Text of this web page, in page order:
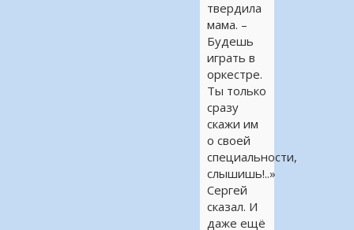
твердила
мама. –
Будешь
играть в
оркестре.
Ты только
сразу
скажи им
о своей
специальности,
слышишь!..»
Сергей
сказал. И
даже ещё